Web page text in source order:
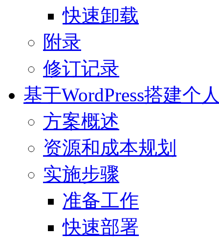
快速卸载
附录
修订记录
基于WordPress搭建个
方案概述
资源和成本规划
实施步骤
准备工作
快速部署